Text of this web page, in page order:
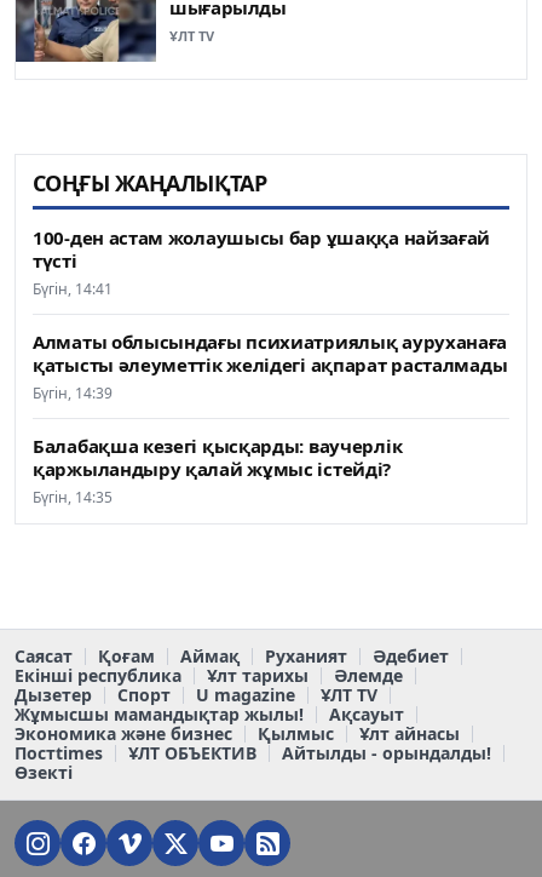
шығарылды
ҰЛТ TV
СОҢҒЫ ЖАҢАЛЫҚТАР
100-ден астам жолаушысы бар ұшаққа найзағай
түсті
Бүгін, 14:41
Алматы облысындағы психиатриялық ауруханаға
қатысты әлеуметтік желідегі ақпарат расталмады
Бүгін, 14:39
Балабақша кезегі қысқарды: ваучерлік
қаржыландыру қалай жұмыс істейді?
Бүгін, 14:35
Саясат Қоғам Аймақ Руханият
Әдебиет
Екінші республика
Ұлт тарихы
Әлемде
Дызетер
Спорт U magazine
ҰЛТ TV
Жұмысшы мамандықтар жылы!
Ақсауыт
Экономика және бизнес
Қылмыс
Ұлт айнасы
Постtimes
ҰЛТ ОБЪЕКТИВ
Айтылды - орындалды!
Өзекті